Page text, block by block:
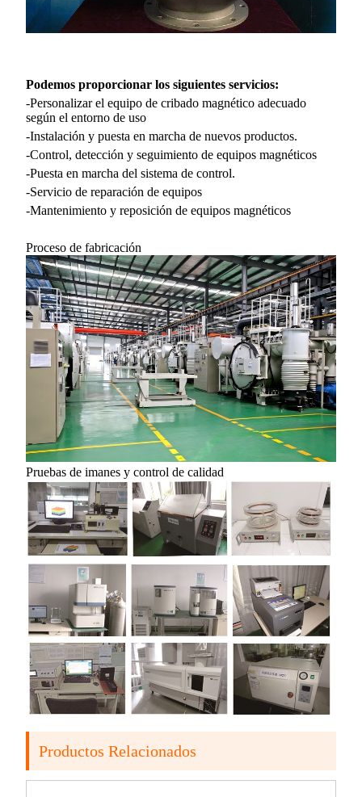
Podemos proporcionar los siguientes servicios:
-Personalizar el equipo de cribado magnético adecuado
según el entorno de uso
-Instalación y puesta en marcha de nuevos productos.
-Control, detección y seguimiento de equipos magnéticos
-Puesta en marcha del sistema de control.
-Servicio de reparación de equipos
-Mantenimiento y reposición de equipos magnéticos
Proceso de fabricación
Pruebas de imanes y control de calidad
Productos Relacionados